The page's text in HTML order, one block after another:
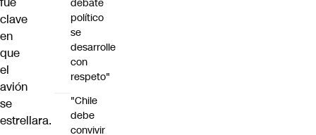
clave
en
que
el
avión
se
estrellara.
debate
político
se
desarrolle
con
respeto"
"Chile
debe
convivir